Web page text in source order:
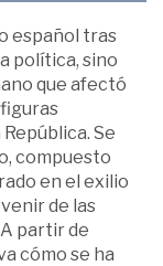
español tras
política, sino
que afectó
Se
compuesto
en el exilio
de las
partir de
cómo se ha